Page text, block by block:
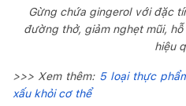
Gừng chứa gingerol với đặc
đường thở, giảm nghẹt mũi,
hiệu
>>> Xem thêm: 5 loại thực
xấu khỏi cơ thể